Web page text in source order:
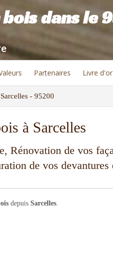
dans le
Partenaires Livre d'or
- 95200
à Sarcelles
Rénovation de vos
de vos devantures
depuis Sarcelles.